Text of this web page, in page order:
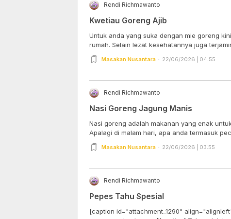
Rendi Richmawanto
Kwetiau Goreng Ajib
Untuk anda yang suka dengan mie goreng
rumah. Selain lezat kesehatannya juga
Masakan Nusantara 22/06/2026 | 04:55
Rendi Richmawanto
Nasi Goreng Jagung Manis
Nasi goreng adalah makanan yang enak
Apalagi di malam hari, apa anda termasuk
Masakan Nusantara 22/06/2026 | 03:55
Rendi Richmawanto
Pepes Tahu Spesial
[caption id="attachment_1290"